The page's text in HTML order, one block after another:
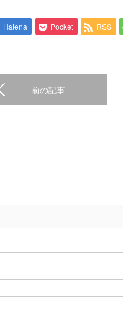
Hatena Pocket RSS
前の記事